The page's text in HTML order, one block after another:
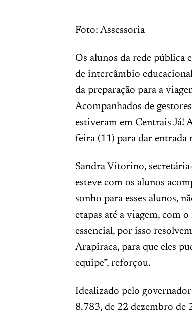
Foto: Assessoria
Os alunos da rede pública
de intercâmbio
da preparação para a
Acompanhados de
estiveram em Centrais Já!
feira (11) para dar entrada
Sandra Vitorino,
esteve com os alunos
sonho para esses alunos,
etapas até a viagem, com
essencial, por isso
Arapiraca, para que eles
equipe”, reforçou.
Idealizado pelo
8.783, de 22 dezembro de